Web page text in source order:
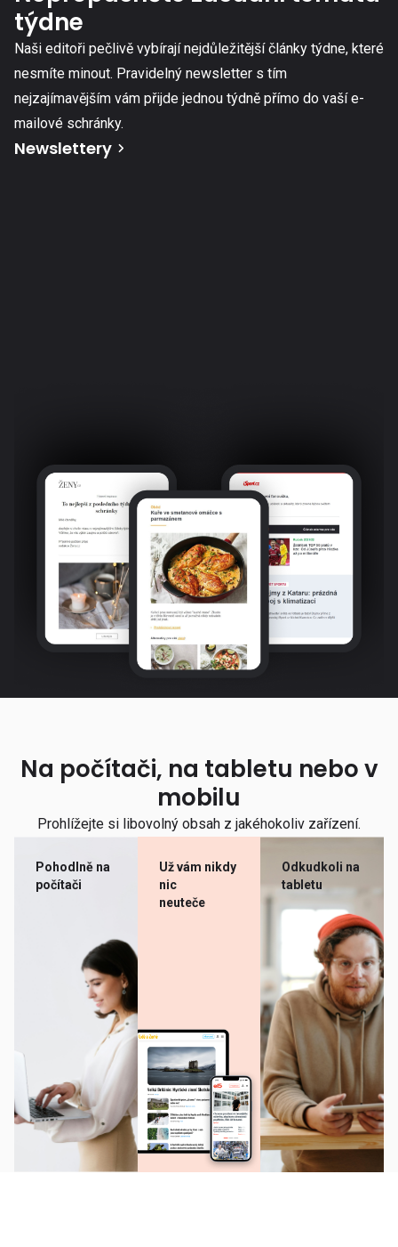
týdne
Naši editoři pečlivě vybírají nejdůležitější články týdne, které
nesmíte minout. Pravidelný newsletter s tím
nejzajímavějším vám přijde jednou týdně přímo do vaší e-
mailové schránky.
Newslettery
Na počítači, na tabletu nebo v
mobilu
Prohlížejte si libovolný obsah z jakéhokoliv zařízení.
Pohodlně na
počítači
Už vám nikdy
nic
neuteče
Odkudkoli na
tabletu